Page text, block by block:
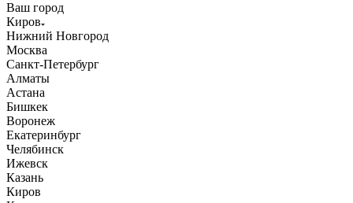
Ваш город
Киров
Нижний Новгород
Москва
Санкт-Петербург
Алматы
Астана
Бишкек
Воронеж
Екатеринбург
Челябинск
Ижевск
Казань
Киров